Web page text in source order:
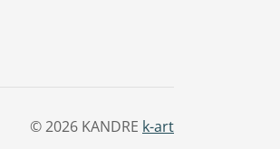
© 2026 KANDRE k-art